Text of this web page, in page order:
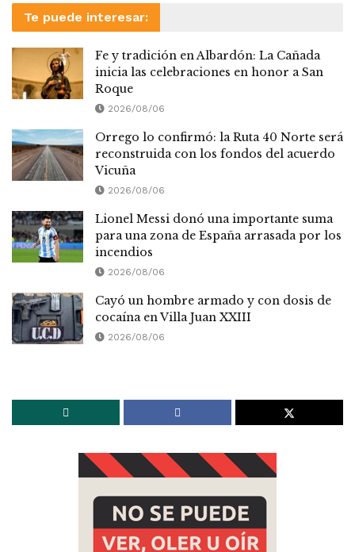
Te puede interesar:
Fe y tradición en Albardón: La Cañada
inicia las celebraciones en honor a San
Roque
2026/08/06
Orrego lo confirmó: la Ruta 40 Norte será
reconstruida con los fondos del acuerdo
Vicuña
2026/08/06
Lionel Messi donó una importante suma
para una zona de España arrasada por los
incendios
2026/08/06
Cayó un hombre armado y con dosis de
cocaína en Villa Juan XXIII
2026/08/06